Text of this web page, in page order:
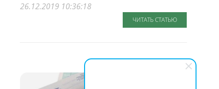
26.12.2019 10:36:18
ЧИТАТЬ СТАТЬЮ